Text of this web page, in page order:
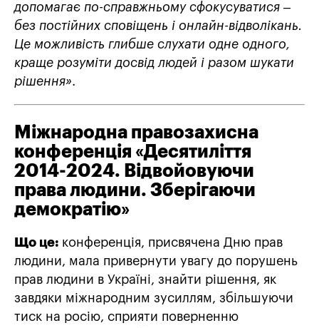
допомагає по-справжньому сфокусуватися –
без постійних сповіщень і онлайн-відволікань.
Це можливість глибше слухати одне одного,
краще розуміти досвід людей і разом шукати
рішення».
Міжнародна правозахисна
конференція «Десятиліття
2014-2024. Відвойовуючи
права людини. Зберігаючи
демократію»
Що це: конференція, присвячена Дню прав
людини, мала привернути увагу до порушень
прав людини в Україні, знайти рішення, як
завдяки міжнародним зусиллям, збільшуючи
тиск на росію, сприяти поверненню